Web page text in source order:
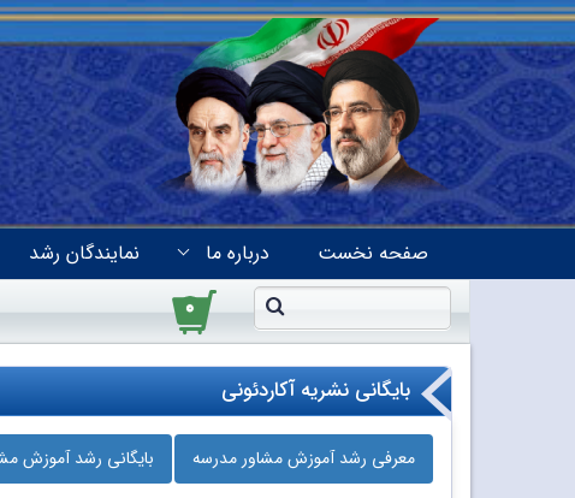
صفحه نخست درباره ما نمایندگان رشد
۰
بایگانی نشریه آکاردئونی
معرفی رشد آموزش مشاور مدرسه بایگانی رشد آموزش